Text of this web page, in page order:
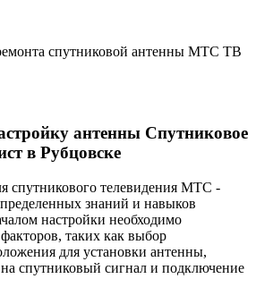
антенны Спутниковое
в Рубцовске
спутникового телевидения МТС -
знаний и навыков
настройки необходимо
таких как выбор
для установки антенны,
спутниковый сигнал и подключение